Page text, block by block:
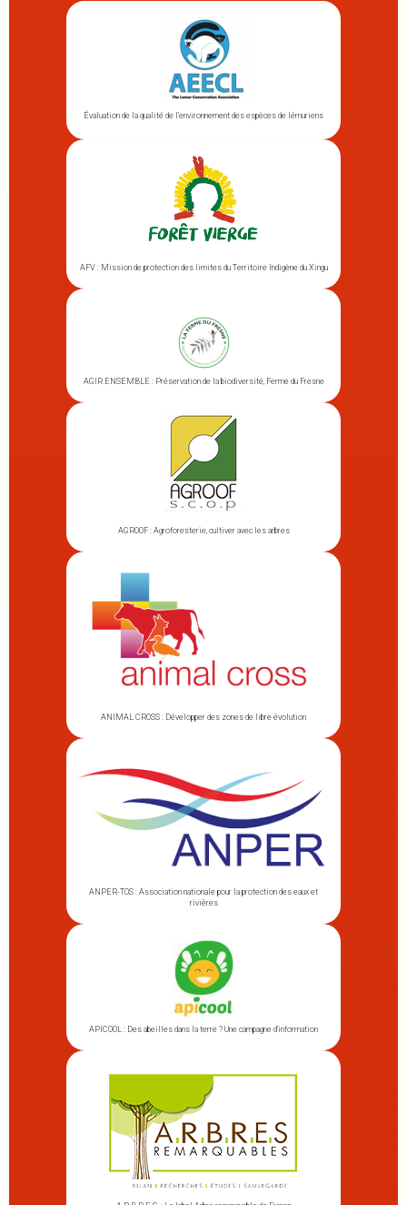
Évaluation de la qualité de l’environnement des espèces de lémuriens
AFV : Mission de protection des limites du Territoire Indigène du Xingu
AGIR ENSEMBLE : Préservation de la biodiversité, Ferme du Fresne
AGROOF : Agroforesterie, cultiver avec les arbres
ANIMAL CROSS : Développer des zones de libre évolution
ANPER-TOS : Association nationale pour la protection des eaux et
rivières
APICOOL : Des abeilles dans la terre ? Une campagne d’information